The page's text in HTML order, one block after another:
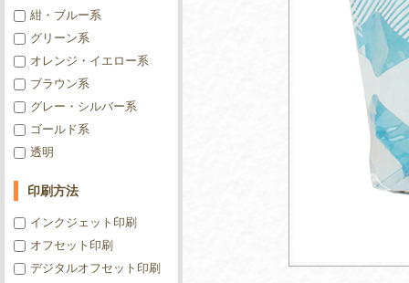
紺・ブルー系
グリーン系
オレンジ・イエロー系
ブラウン系
グレー・シルバー系
ゴールド系
透明
印刷方法
インクジェット印刷
オフセット印刷
デジタルオフセット印刷